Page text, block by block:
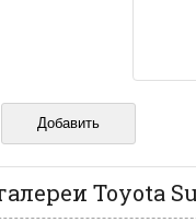
Не размещайте
И запаситесь терпением,
ваш отзыв может
Toyota